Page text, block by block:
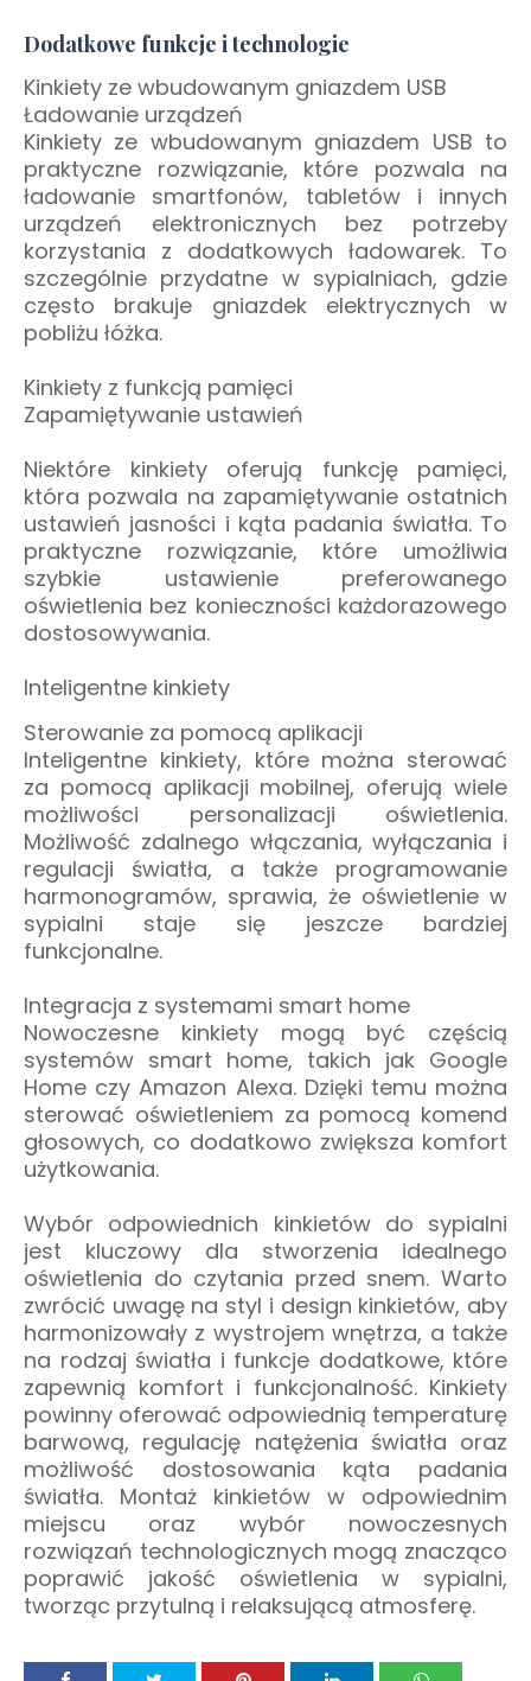
Dodatkowe funkcje i technologie
Kinkiety ze wbudowanym gniazdem USB
Ładowanie urządzeń
Kinkiety ze wbudowanym gniazdem USB to
praktyczne rozwiązanie, które pozwala na
ładowanie smartfonów, tabletów i innych
urządzeń elektronicznych bez potrzeby
korzystania z dodatkowych ładowarek. To
szczególnie przydatne w sypialniach, gdzie
często brakuje gniazdek elektrycznych w
pobliżu łóżka.
Kinkiety z funkcją pamięci
Zapamiętywanie ustawień
Niektóre kinkiety oferują funkcję pamięci,
która pozwala na zapamiętywanie ostatnich
ustawień jasności i kąta padania światła. To
praktyczne rozwiązanie, które umożliwia
szybkie ustawienie preferowanego
oświetlenia bez konieczności każdorazowego
dostosowywania.
Inteligentne kinkiety
Sterowanie za pomocą aplikacji
Inteligentne kinkiety, które można sterować
za pomocą aplikacji mobilnej, oferują wiele
możliwości personalizacji oświetlenia.
Możliwość zdalnego włączania, wyłączania i
regulacji światła, a także programowanie
harmonogramów, sprawia, że oświetlenie w
sypialni staje się jeszcze bardziej
funkcjonalne.
Integracja z systemami smart home
Nowoczesne kinkiety mogą być częścią
systemów smart home, takich jak Google
Home czy Amazon Alexa. Dzięki temu można
sterować oświetleniem za pomocą komend
głosowych, co dodatkowo zwiększa komfort
użytkowania.
Wybór odpowiednich kinkietów do sypialni
jest kluczowy dla stworzenia idealnego
oświetlenia do czytania przed snem. Warto
zwrócić uwagę na styl i design kinkietów, aby
harmonizowały z wystrojem wnętrza, a także
na rodzaj światła i funkcje dodatkowe, które
zapewnią komfort i funkcjonalność. Kinkiety
powinny oferować odpowiednią temperaturę
barwową, regulację natężenia światła oraz
możliwość dostosowania kąta padania
światła. Montaż kinkietów w odpowiednim
miejscu oraz wybór nowoczesnych
rozwiązań technologicznych mogą znacząco
poprawić jakość oświetlenia w sypialni,
tworząc przytulną i relaksującą atmosferę.